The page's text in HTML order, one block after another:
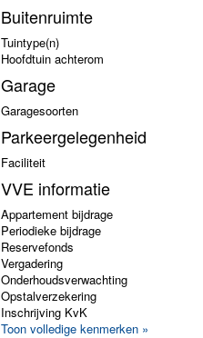
Buitenruimte
Tuintype(n)
Hoofdtuin achterom
Garage
Garagesoorten
Parkeergelegenheid
Faciliteit
VVE informatie
Appartement bijdrage
Periodieke bijdrage
Reservefonds
Vergadering
Onderhoudsverwachting
Opstalverzekering
Inschrijving KvK
Toon volledige kenmerken »